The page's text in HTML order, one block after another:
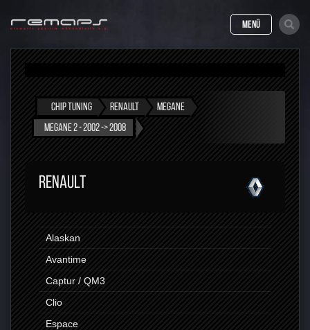
MENÜ
CHIP TUNING RENAULT
MEGANE
MEGANE 2 - 2002 -> 2008
RENAULT
Alaskan
Avantime
Captur / QM3
Clio
Espace